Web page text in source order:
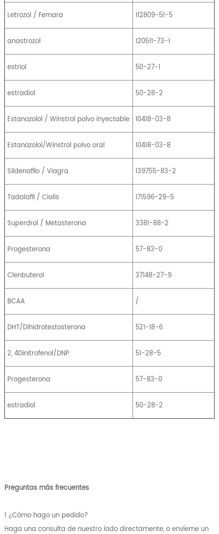
Letrozol / Femara 112809-51-5
anastrozol 120511-73-1
estriol 50-27-1
estradiol 50-28-2
Estanozolol / Winstrol polvo inyectable 10418-03-8
Estanozolol/Winstrol polvo oral 10418-03-8
Sildenafilo / Viagra 139755-83-2
Tadalafil / Cialis 171596-29-5
Superdrol / Metasterona 3381-88-2
Progesterona 57-83-0
Clenbuterol 37148-27-9
BCAA /
DHT/Dihidrotestosterona 521-18-6
2, 4Dinitrofenol/DNP 51-28-5
Progesterona 57-83-0
estradiol 50-28-2
Preguntas más frecuentes
1 ¿Cómo hago un pedido?
Haga una consulta de nuestro lado directamente, o envíeme un